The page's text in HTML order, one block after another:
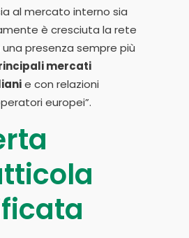
al mercato interno sia
è cresciuta la rete
presenza sempre più
mercati
e con relazioni
europei”.